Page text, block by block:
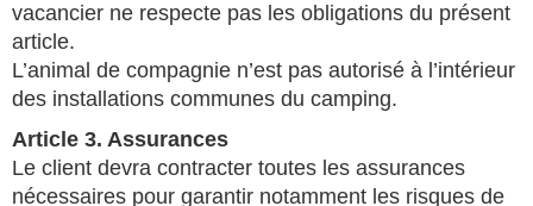
vacancier ne respecte pas les obligations du présent
article.
L’animal de compagnie n’est pas autorisé à l’intérieur
des installations communes du camping.
Article 3. Assurances
Le client devra contracter toutes les assurances
nécessaires pour garantir notamment les risques de